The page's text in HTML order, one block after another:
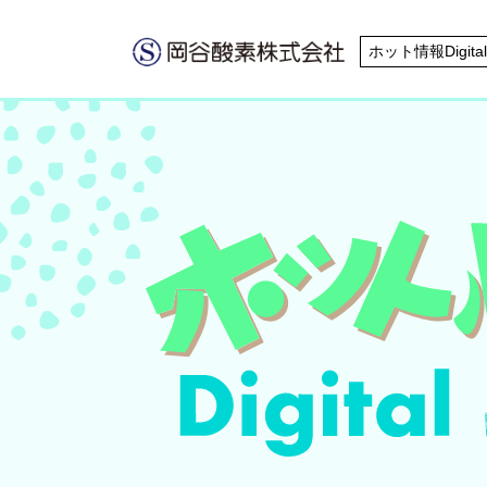
ホット情報Digital